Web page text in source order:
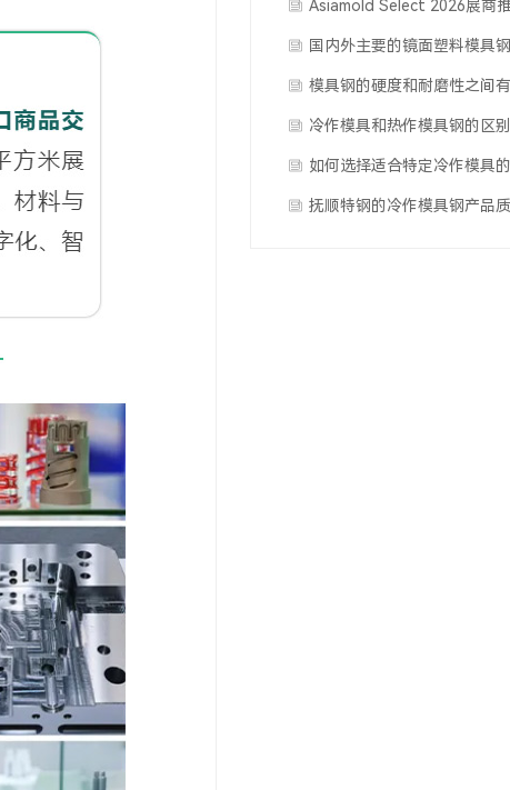
性能有何影响？
Asiamold Select 2026展商
市华氏模具钢材有限公司
国内外主要的镜面塑料模具
其代表性产品有哪些特点？
模具钢的硬度和耐磨性之间
系？
冷作模具和热作模具钢的区别
如何选择适合特定冷作模具
冷作模具钢？
抚顺特钢的冷作模具钢产品